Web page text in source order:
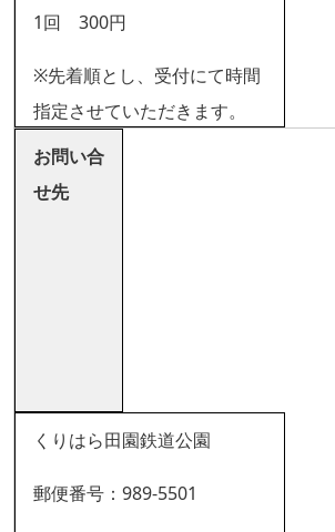
1回 300円
※先着順とし、受付にて時間
指定させていただきます。
お問い合
せ先
くりはら田園鉄道公園
郵便番号：989-5501